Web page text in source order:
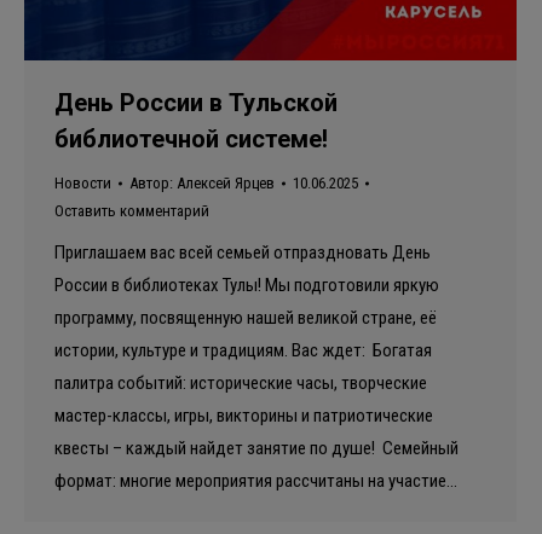
День России в Тульской
библиотечной системе!
Новости Автор: Алексей Ярцев
10.06.2025
Оставить комментарий
Приглашаем вас всей семьей отпраздновать День
России в библиотеках Тулы! Мы подготовили яркую
программу, посвященную нашей великой стране, её
истории, культуре и традициям. Вас ждет: Богатая
палитра событий: исторические часы, творческие
мастер-классы, игры, викторины и патриотические
квесты – каждый найдет занятие по душе! Семейный
формат: многие мероприятия рассчитаны на участие…